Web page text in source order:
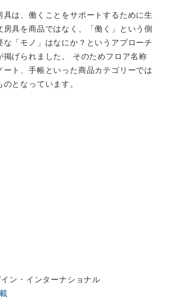
は、働くことをサポートするために生
具を商品ではなく、「働く」という側
「モノ」はなにか？というアプローチ
げられました。 そのためフロア名称
ト、手帳といった商品カテゴリーでは
となっています。
インターナショナル